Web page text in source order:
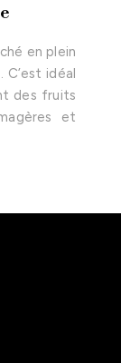
en plein
C’est idéal
des fruits
et